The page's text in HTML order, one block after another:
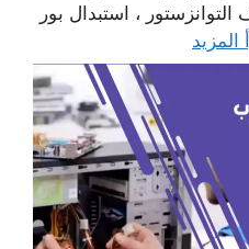
، استبدال بور
المزيد